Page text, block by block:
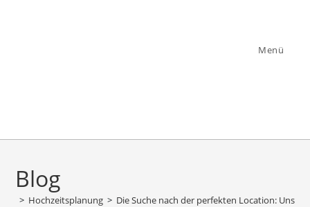
Menü
Blog
> Hochzeitsplanung > Die Suche nach der perfekten Location: Unser